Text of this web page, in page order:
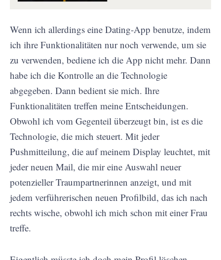
Wenn ich allerdings eine Dating-App benutze, indem
ich ihre Funktionalitäten nur noch verwende, um sie
zu verwenden, bediene ich die App nicht mehr. Dann
habe ich die Kontrolle an die Technologie
abgegeben. Dann bedient sie mich. Ihre
Funktionalitäten treffen meine Entscheidungen.
Obwohl ich vom Gegenteil überzeugt bin, ist es die
Technologie, die mich steuert. Mit jeder
Pushmitteilung, die auf meinem Display leuchtet, mit
jeder neuen Mail, die mir eine Auswahl neuer
potenzieller Traumpartnerinnen anzeigt, und mit
jedem verführerischen neuen Profilbild, das ich nach
rechts wische, obwohl ich mich schon mit einer Frau
treffe.